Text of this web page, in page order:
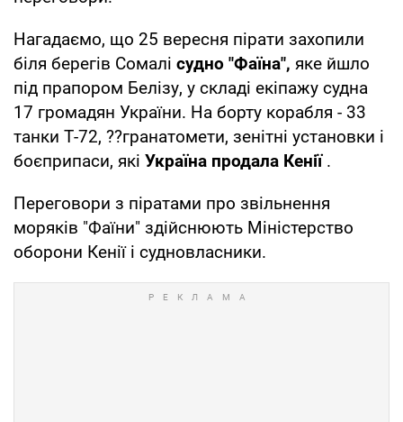
Нагадаємо, що 25 вересня пірати захопили
біля берегів Сомалі судно "Фаїна", яке йшло
під прапором Белізу, у складі екіпажу судна
17 громадян України. На борту корабля - 33
танки Т-72, ??гранатомети, зенітні установки і
боєприпаси, які Україна продала Кенії.
Переговори з піратами про звільнення
моряків "Фаїни" здійснюють Міністерство
оборони Кенії і судновласники.